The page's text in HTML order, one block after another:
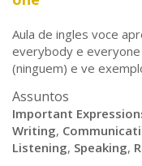
Aula de ingles voce
everybody e
(ninguem) e ve
Assuntos
Important
Writing,
Listening, Speaking,